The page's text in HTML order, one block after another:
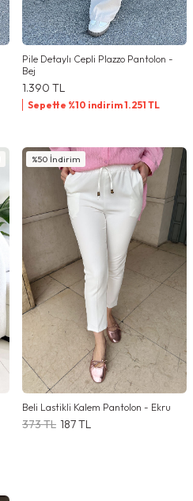
Pile Detaylı Cepli Plazzo Pantolon -
Bej
1.390 TL
Sepette %10 indirim1.251 TL
%50 İndirim
Beli Lastikli Kalem Pantolon - Ekru
373TL 187TL